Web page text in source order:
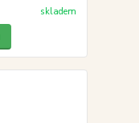
skladem